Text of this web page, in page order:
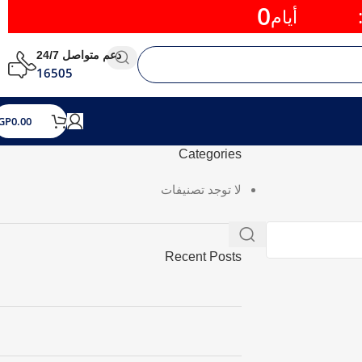
0أيام :
دعم متواصل 24/7
16505
0.00
Categories
لا توجد تصنيفات
Recent Posts